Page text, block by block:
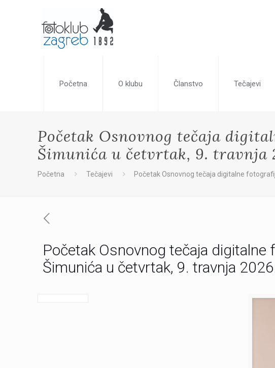
Početna O klubu Članstvo Tečajevi
Početak Osnovnog tečaja
Šimunića u četvrtak, 9. travnja
Početna Tečajevi Početak Osnovnog tečaja digitalne
Početak Osnovnog tečaja
Šimunića u četvrtak, 9. travnja